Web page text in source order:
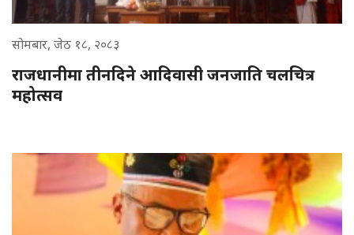
सोमबार, जेठ १८, २०८३
राजधानीमा तीनदिने आदिवासी जनजाति चलचित्र
महोत्सव